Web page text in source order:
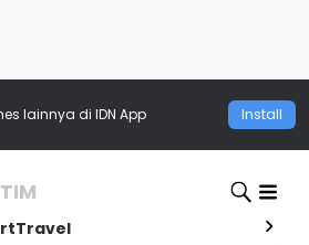
lainnya di IDN App Install
Travel